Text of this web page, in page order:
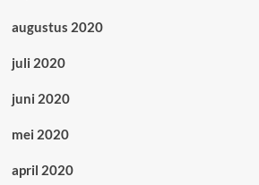
augustus 2020
juli 2020
juni 2020
mei 2020
april 2020